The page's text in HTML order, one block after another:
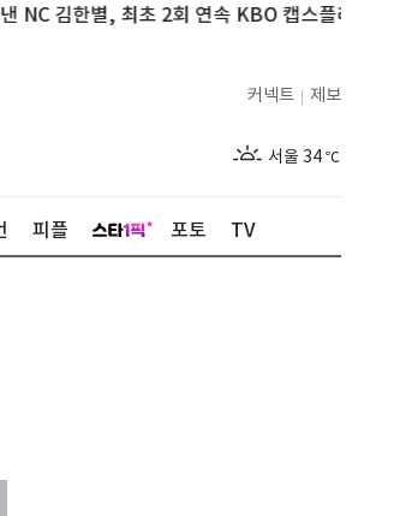
한별, 최초 2회 연속 KBO 캡스플레이 수상
제보
커넥트
서울 34 ℃
피플 포토 TV